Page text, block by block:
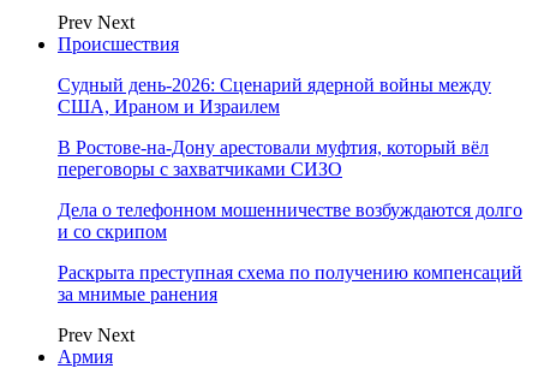
Prev Next
Происшествия
Судный день-2026: Сценарий ядерной войны между
США, Ираном и Израилем
В Ростове-на-Дону арестовали муфтия, который вёл
переговоры с захватчиками СИЗО
Дела о телефонном мошенничестве возбуждаются долго
и со скрипом
Раскрыта преступная схема по получению компенсаций
за мнимые ранения
Prev Next
Армия